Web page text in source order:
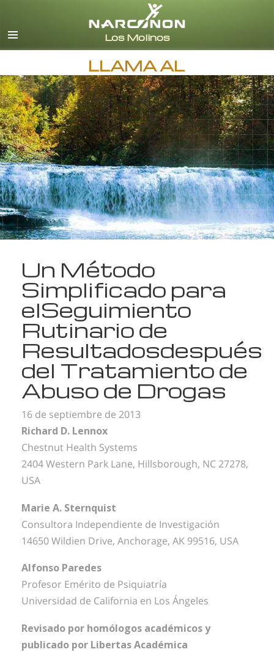
Español (Castellano)
Todas las Regiones/Idiomas
LLAMA AL
Un Método
Simplificado para
elSeguimiento
Rutinario de
Resultadosdespués
del Tratamiento de
Abuso de Drogas
16 de septiembre de 2013
Richard D. Lennox
Chestnut Health Systems
2404 Western Park Lane, Hillsborough, NC 27278,
USA
Marie A. Sternquist
Consultora Independiente de Investigación
14650 Wildien Drive, Anchorage, AK 99516, USA
Alfonso Paredes
Profesor Emérito de Psiquiatría
Universidad de California en Los Ángeles
Revisado por homólogos académicos y
publicado por Libertas Académica